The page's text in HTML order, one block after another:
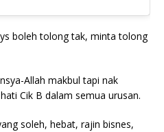
boleh tolong tak, minta tolong
Allah makbul tapi nak
Cik B dalam semua urusan.
soleh, hebat, rajin bisnes,